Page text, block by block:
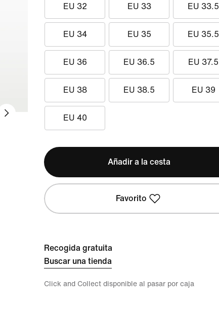
EU 32 EU 33 EU 33.5
EU 34 EU 35 EU 35.5
EU 36 EU 36.5 EU 37.5
EU 38 EU 38.5 EU 39
EU 40
Añadir a la cesta
Favorito
Recogida gratuita
Buscar una tienda
Click and Collect disponible al pasar por caja